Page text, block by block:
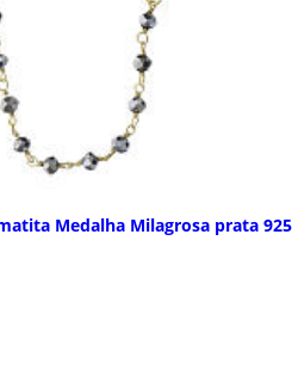
Medalha Milagrosa prata 925